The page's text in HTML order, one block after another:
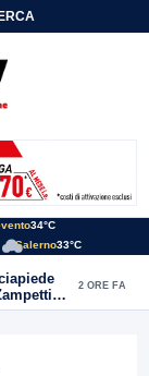
34°C
Salerno33°C
e
2 ORE FA